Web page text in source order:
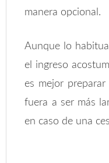
manera opcional.
Aunque lo
el ingreso
es mejor
fuera a ser más
en caso de una